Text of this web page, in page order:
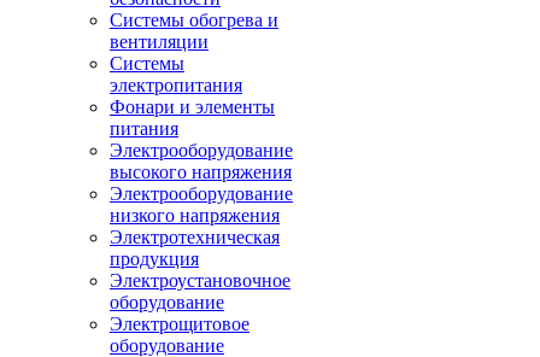
Системы обогрева и
вентиляции
Системы
электропитания
Фонари и элементы
питания
Электрооборудование
высокого напряжения
Электрооборудование
низкого напряжения
Электротехническая
продукция
Электроустановочное
оборудование
Электрощитовое
оборудование